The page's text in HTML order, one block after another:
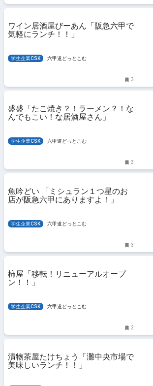
ワイン居酒屋びーあん「阪急六甲で
気軽にランチ！！」
学生企業CSK 六甲道どっとこむ
3
盛盛「たこ焼き？！ラーメン？！な
んでもこい！な居酒屋さん」
学生企業CSK 六甲道どっとこむ
3
魚吟どい 「ミシュラン１つ星のお
店が阪急六甲にありますよ！」
学生企業CSK 六甲道どっとこむ
3
柿屋「移転！リニューアルオープ
ン！！」
学生企業CSK 六甲道どっとこむ
2
漬物茶屋たけちょう「灘中央市場で
美味しいランチ！！」